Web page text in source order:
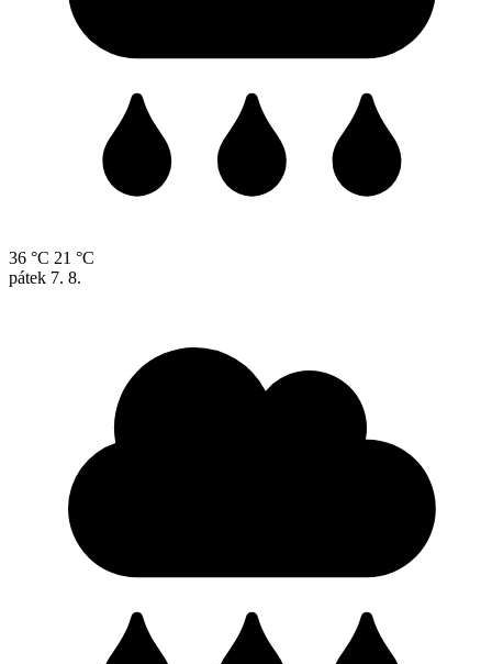
36 °C 21 °C
pátek 7. 8.